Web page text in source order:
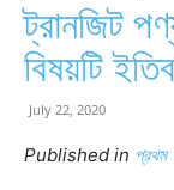
ট্রানজিট
বিষয়টি
July 22, 2020
Published in